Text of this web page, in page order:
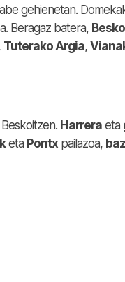
gehienetan.
Beragaz batera,
Tuterako Argia,
Harrera eta
eta Pontx pailazoa,